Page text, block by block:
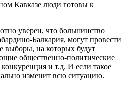
Кавказе люди готовы к
уверен, что большинство
Балкария, могут провести
выборы, на которых будут
общественно-политические
конкуренция и т.д. И если такое
изменит всю ситуацию.